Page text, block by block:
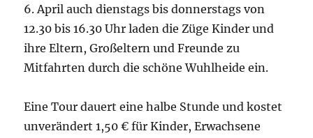
6. April auch dienstags bis donnerstags von
12.30 bis 16.30 Uhr laden die Züge Kinder und
ihre Eltern, Großeltern und Freunde zu
Mitfahrten durch die schöne Wuhlheide ein.
Eine Tour dauert eine halbe Stunde und kostet
unverändert 1,50 € für Kinder, Erwachsene